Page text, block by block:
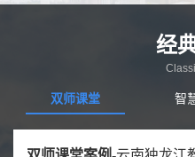
经
双师课堂 智